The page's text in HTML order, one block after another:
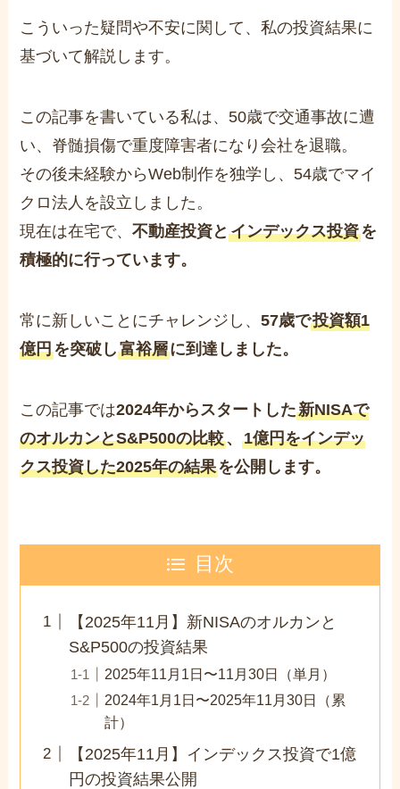
こういった疑問や不安に関して、私の投資結果に
基づいて解説します。
この記事を書いている私は、50歳で交通事故に遭
い、脊髄損傷で重度障害者になり会社を退職。
その後未経験からWeb制作を独学し、54歳でマイ
クロ法人を設立しました。
現在は在宅で、不動産投資とインデックス投資を
積極的に行っています。
常に新しいことにチャレンジし、57歳で投資額1
億円を突破し富裕層に到達しました。
この記事では2024年からスタートした新NISAで
のオルカンとS&P500の比較、1億円をインデッ
クス投資した2025年の結果を公開します。
目次
【2025年11月】新NISAのオルカンと
S&P500の投資結果
2025年11月1日〜11月30日（単月）
2024年1月1日〜2025年11月30日（累
計）
【2025年11月】インデックス投資で1億
円の投資結果公開